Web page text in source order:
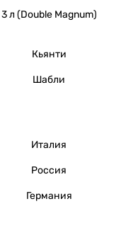
3 л (Double Magnum)
Кьянти
Шабли
Италия
Россия
Германия